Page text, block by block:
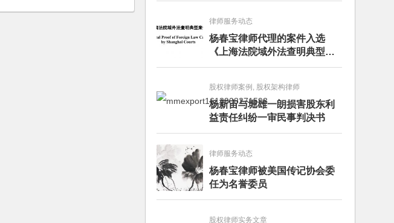
律师服务动态
杨春宝律师代理的案件入选
《上海法院域外法查明典型案
例》
股权律师案例, 股权架构律师
杨新宙与堀雄一朗损害股东利
益责任纠纷一审民事判决书
律师服务动态
杨春宝律师被美国传记协会委
任为名誉委员
股权律师实务文章